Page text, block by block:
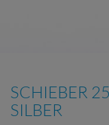
SCHIEBER
SILBER